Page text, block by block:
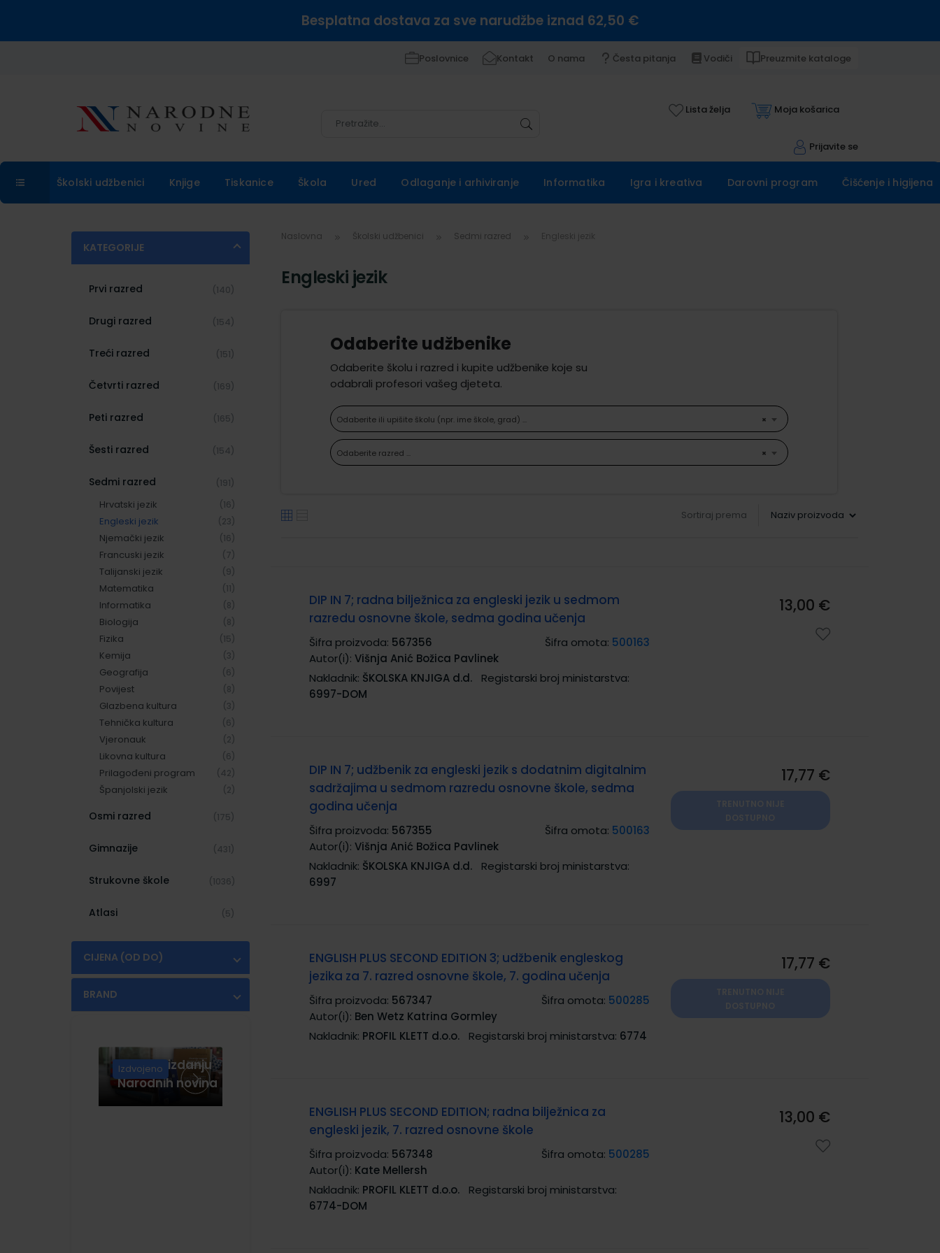
Besplatna dostava za sve narudžbe iznad 62,50 €
Poslovnice Kontakt O nama Česta pitanja Vodiči Preuzmite kataloge
Lista želja Moja košarica
Prijavite se
Školski udžbenici Knjige Tiskanice Škola Ured Odlaganje i arhiviranje Informatika Igra i kreativa Darovni program Čišćenje i higijena
KATEGORIJE
Prvi razred (140)
Drugi razred (154)
Treći razred (151)
Četvrti razred (169)
Peti razred (165)
Šesti razred (154)
Sedmi razred (191)
Hrvatski jezik (16)
Engleski jezik (23)
Njemački jezik (16)
Francuski jezik (7)
Talijanski jezik (9)
Matematika (11)
Informatika (8)
Biologija (8)
Fizika (15)
Kemija (3)
Geografija (6)
Povijest (8)
Glazbena kultura (3)
Tehnička kultura (6)
Vjeronauk (2)
Likovna kultura (6)
Prilagođeni program (42)
Španjolski jezik (2)
Osmi razred (175)
Gimnazije (431)
Strukovne škole (1036)
Atlasi (5)
CIJENA (OD DO)
BRAND
PROFIL KLETT
ŠKOLSKA KNJIGA
Knjige u izdanju
Narodnih novina
Izdvojeno
Naslovna Školski udžbenici Sedmi razred
Engleski jezik
Odaberite udžbenike
Odaberite školu i razred i kupite udžbenike koje su
odabrali profesori vašeg djeteta.
×
Odaberite ili upišite školu (npr. ime škole, grad) ...
×
Odaberite razred ...
Sortiraj prema
DIP IN 7; radna bilježnica za engleski jezik u sedmom
razredu osnovne škole, sedma godina učenja
Šifra proizvoda: 567356 Šifra omota: 500163
Autor(i): Višnja Anić Božica Pavlinek
Nakladnik: ŠKOLSKA KNJIGA d.d.
Registarski broj ministarstva:
6997-DOM
13,00 €
DIP IN 7; udžbenik za engleski jezik s dodatnim digitalnim
sadržajima u sedmom razredu osnovne škole, sedma
godina učenja
Šifra proizvoda: 567355 Šifra omota: 500163
Autor(i): Višnja Anić Božica Pavlinek
Nakladnik: ŠKOLSKA KNJIGA d.d.
Registarski broj ministarstva:
6997
17,77 €
ENGLISH PLUS SECOND EDITION 3; udžbenik engleskog
jezika za 7. razred osnovne škole, 7. godina učenja
Šifra proizvoda: 567347 Šifra omota: 500285
Autor(i): Ben Wetz Katrina Gormley
Nakladnik: PROFIL KLETT d.o.o. Registarski broj ministarstva: 6774
17,77 €
ENGLISH PLUS SECOND EDITION; radna bilježnica za
engleski jezik, 7. razred osnovne škole
Šifra proizvoda: 567348 Šifra omota: 500285
Autor(i): Kate Mellersh
Nakladnik: PROFIL KLETT d.o.o.
Registarski broj ministarstva:
6774-DOM
13,00 €